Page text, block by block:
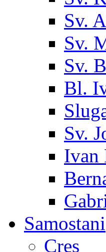
Sv.
Sv.
Sv.
Bl.
Sv.
Ivan
Samostani
Cres